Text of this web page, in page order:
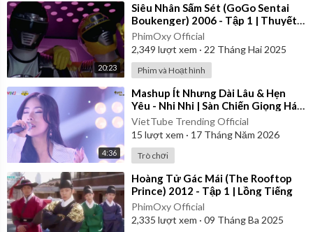
20:23
⁣Siêu Nhân Sấm Sét (GoGo Sentai
Boukenger) 2006 - Tập 1 | Thuyết
Minh
PhimOxy Official
2,349 lượt xem · 22 Tháng Hai 2025
Phim và Hoạt hình
4:36
⁣Mashup Ít Nhưng Dài Lâu & Hẹn
Yêu - Nhi Nhi | Sàn Chiến Giọng Hát
- Tập 8
VietTube Trending Official
15 lượt xem · 17 Tháng Năm 2026
Trò chơi
⁣Hoàng Tử Gác Mái (The Rooftop
Prince) 2012 - Tập 1 | Lồng Tiếng
PhimOxy Official
2,335 lượt xem · 09 Tháng Ba 2025